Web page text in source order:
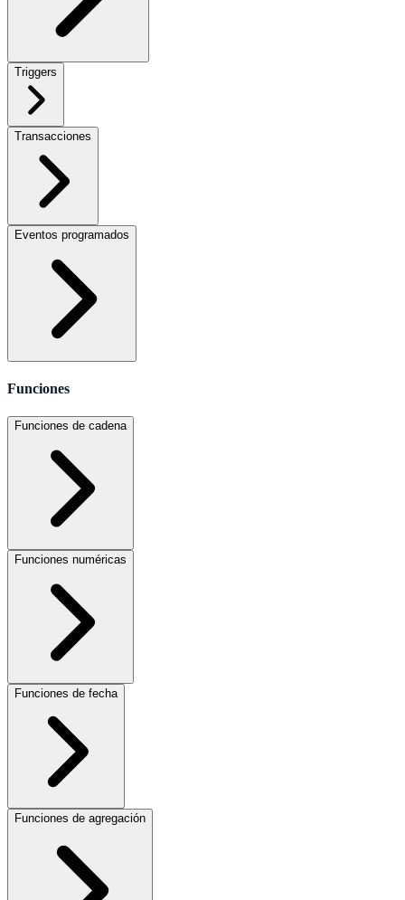
Triggers
Transacciones
Eventos programados
Funciones
Funciones de cadena
Funciones numéricas
Funciones de fecha
Funciones de agregación